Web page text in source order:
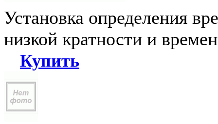
Установка определения
низкой кратности и
Купить